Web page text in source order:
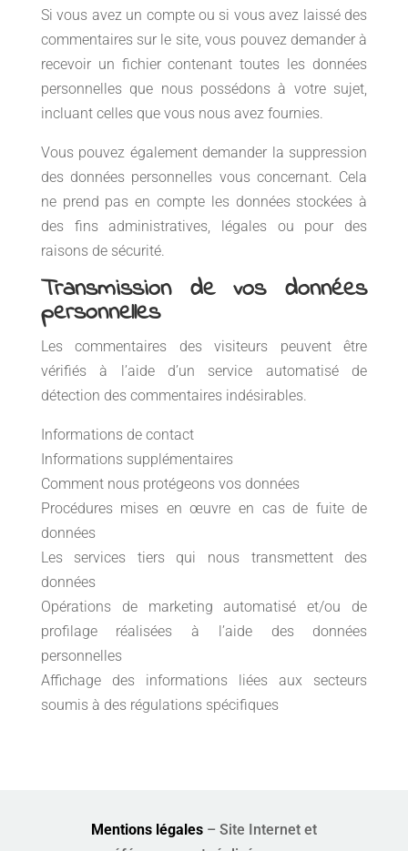
Si vous avez un compte ou si vous avez laissé des
commentaires sur le site, vous pouvez demander à
recevoir un fichier contenant toutes les données
personnelles que nous possédons à votre sujet,
incluant celles que vous nous avez fournies.
Vous pouvez également demander la suppression
des données personnelles vous concernant. Cela
ne prend pas en compte les données stockées à
des fins administratives, légales ou pour des
raisons de sécurité.
Transmission de vos données
personnelles
Les commentaires des visiteurs peuvent être
vérifiés à l’aide d’un service automatisé de
détection des commentaires indésirables.
Informations de contact
Informations supplémentaires
Comment nous protégeons vos données
Procédures mises en œuvre en cas de fuite de
données
Les services tiers qui nous transmettent des
données
Opérations de marketing automatisé et/ou de
profilage réalisées à l’aide des données
personnelles
Affichage des informations liées aux secteurs
soumis à des régulations spécifiques
Mentions légales– Site Internet et